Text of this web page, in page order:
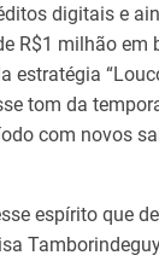
digitais e
R$1 milhão em
estratégia
tom da
com novos
espírito que